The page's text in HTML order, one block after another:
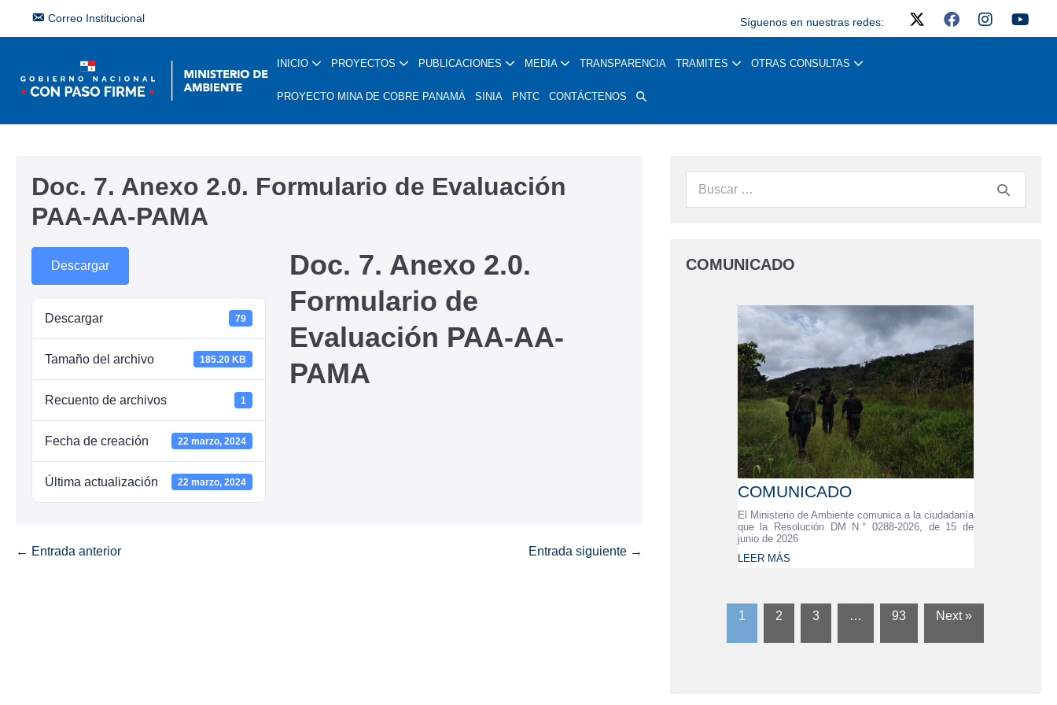
Correo Institucional Síguenos en nuestras redes:
INICIO PROYECTOS PUBLICACIONES MEDIA TRANSPARENCIA TRAMITES OTRAS CONSULTAS
PROYECTO MINA DE COBRE PANAMÁ SINIA PNTC CONTÁCTENOS
Doc. 7. Anexo 2.0. Formulario de Evaluación
PAA-AA-PAMA
Descargar
Descargar 79
Tamaño del archivo 185.20 KB
Recuento de archivos 1
Fecha de creación 22 marzo, 2024
Última actualización 22 marzo, 2024
Doc. 7. Anexo 2.0.
Formulario de
Evaluación PAA-AA-
PAMA
← Entrada anterior Entrada siguiente →
COMUNICADO
COMUNICADO
El Ministerio de Ambiente comunica a la ciudadanía
que la Resolución DM N.° 0288-2026, de 15 de
junio de 2026
LEER MÁS
1 2 3 … 93 Next »